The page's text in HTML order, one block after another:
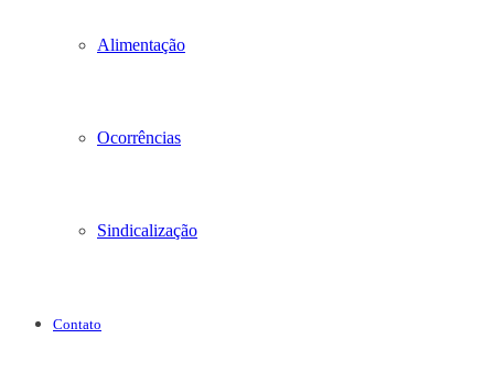
Alimentação
Ocorrências
Sindicalização
Contato